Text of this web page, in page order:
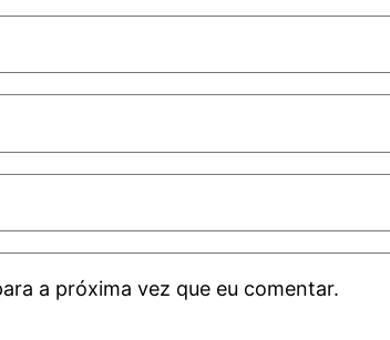
a próxima vez que eu comentar.